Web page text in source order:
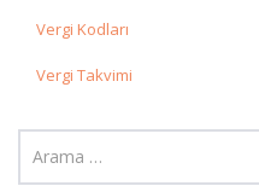
Vergi Kodları
Vergi Takvimi